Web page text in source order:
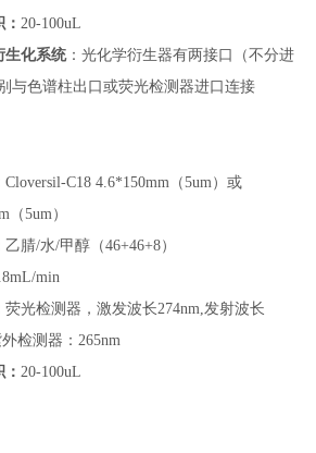
：20-100uL
生化系统：光化学衍生器有两接口（不分进
与色谱柱出口或荧光检测器进口连接
Cloversil-C18 4.6*150mm（5um）或
（5um）
乙腈/水/甲醇（46+46+8）
min
荧光检测器，激发波长274nm,发射波长
检测器 ：265nm
：20-100uL